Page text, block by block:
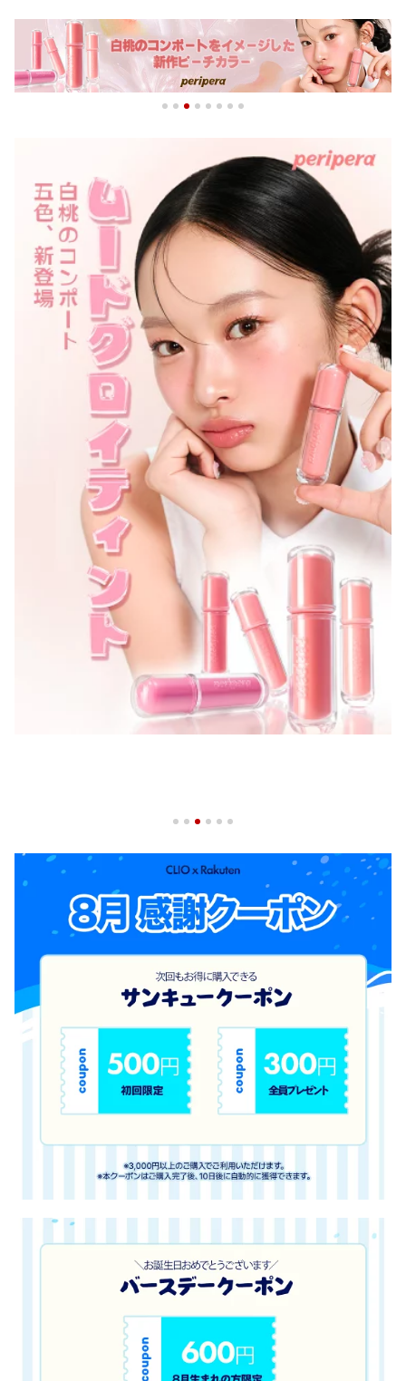
クッションファンデ ファ
ンデーション ベース カ
バー力 毛穴カバー メッ
シュ グロウ 韓国ヘリテ
ージ コレクション 韓国
コスメ
ャドウ 韓国コスメ 多色
グラデーション 発色 大
人メイク アイメイク マ
ット シマー デイリー 目
元 韓国 コスメ 捨て色な
し
ップ ペンシル オーバー
リップ パウトリップ 粘
膜色 陰影 補正 粘膜カラ
ー 中顔面短縮 にじみに
くい 描きやすい 韓国コ
スメ